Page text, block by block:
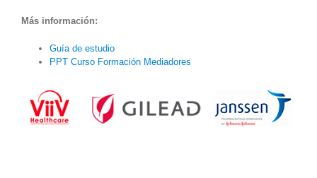
Más información:
Guía de estudio
PPT Curso Formación Mediadores